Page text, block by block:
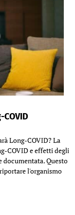
Long-COVID? La
COVID e effetti degli
documentata. Questo
l'organismo